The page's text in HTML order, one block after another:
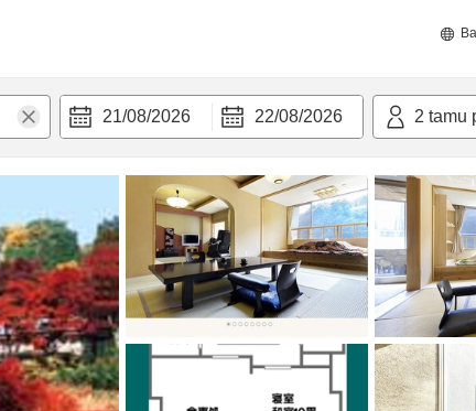
21/08/2026 22/08/2026 2 tamu